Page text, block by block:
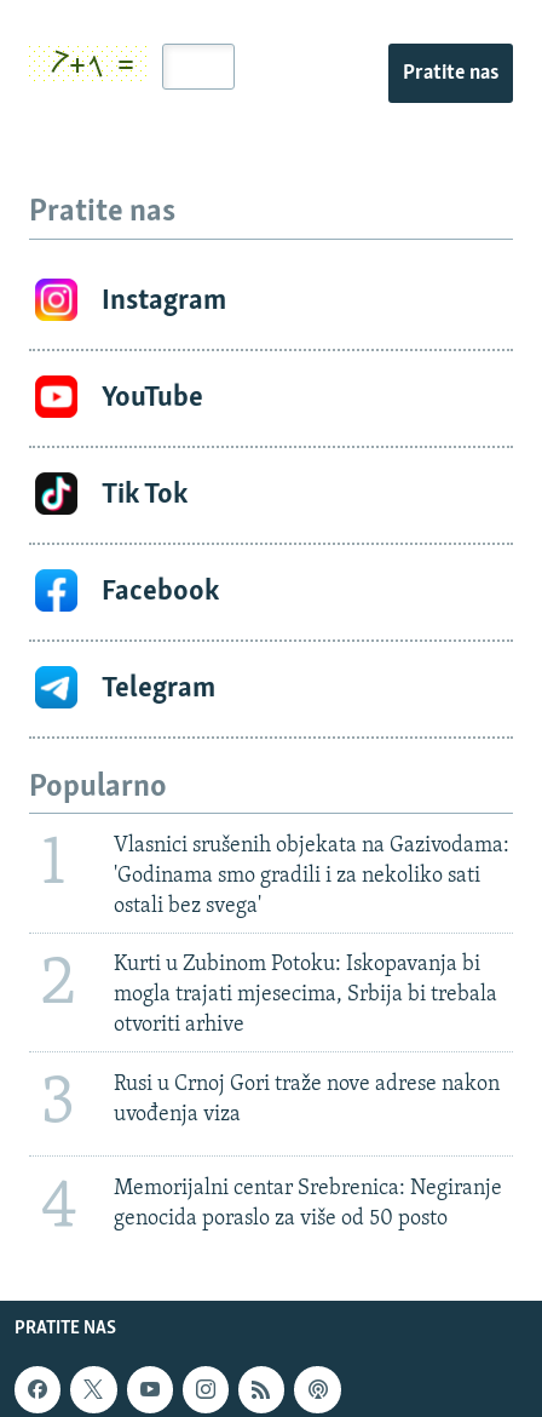
Pratite nas
Pratite nas
Instagram
YouTube
Tik Tok
Facebook
Telegram
Popularno
1
Vlasnici srušenih objekata na Gazivodama:
'Godinama smo gradili i za nekoliko sati
ostali bez svega'
2
Kurti u Zubinom Potoku: Iskopavanja bi
mogla trajati mjesecima, Srbija bi trebala
otvoriti arhive
3
Rusi u Crnoj Gori traže nove adrese nakon
uvođenja viza
4
Memorijalni centar Srebrenica: Negiranje
genocida poraslo za više od 50 posto
PRATITE NAS